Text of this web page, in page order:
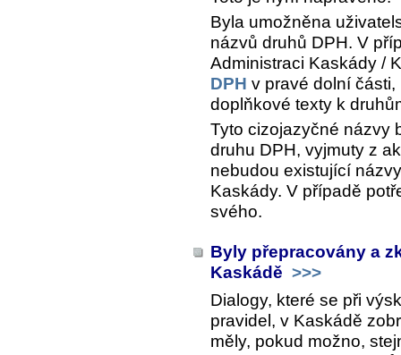
Byla umožněna
názvů druhů DPH. V
Administraci Kaskády /
DPH v pravé dolní
doplňkové texty k
Tyto cizojazyčné názvy
druhu DPH, vyjmuty z
nebudou existující
Kaskády. V případě
svého.
Byly přepracovány a
Kaskádě >>>
Dialogy, které se při
pravidel, v Kaskádě
měly, pokud možno,